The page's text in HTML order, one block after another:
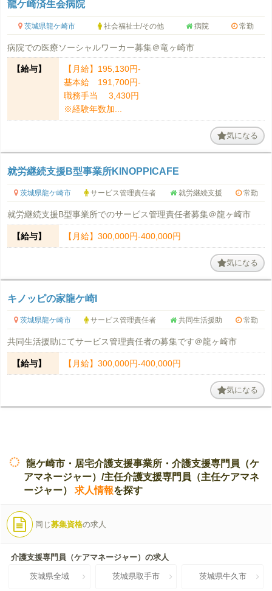
龍ケ崎済生会病院
茨城県龍ケ崎市 社会福祉士/その他 病院 常勤
病院での医療ソーシャルワーカー募集＠竜ヶ崎市
【給与】
【月給】195,130円‐
基本給 191,700円-
職務手当 3,430円
※経験年数加...
気になる
就労継続支援B型事業所KINOPPICAFE
茨城県龍ケ崎市 サービス管理責任者 就労継続支援 常勤
就労継続支援B型事業所でのサービス管理責任者募集＠龍ヶ崎市
【給与】 【月給】300,000円-400,000円
気になる
キノッピの家龍ケ崎I
茨城県龍ケ崎市 サービス管理責任者 共同生活援助 常勤
共同生活援助にてサービス管理責任者の募集です＠龍ヶ崎市
【給与】 【月給】300,000円-400,000円
気になる
龍ケ崎市・居宅介護支援事業所・介護支援専門員（ケ
アマネージャー）/主任介護支援専門員（主任ケアマネ
ージャー） 求人情報を探す
同じ募集資格の求人
介護支援専門員（ケアマネージャー）の求人
茨城県全域 茨城県取手市 茨城県牛久市